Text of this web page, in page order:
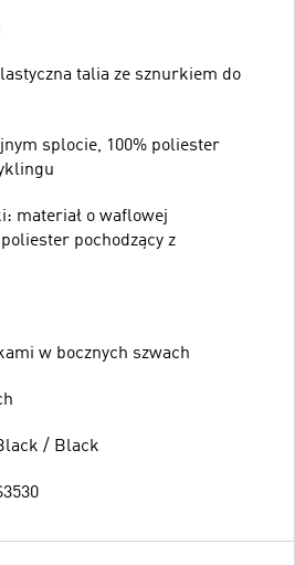
talia ze sznurkiem do
splocie, 100% poliester
materiał o waflowej
pochodzący z
w bocznych szwach
/ Black